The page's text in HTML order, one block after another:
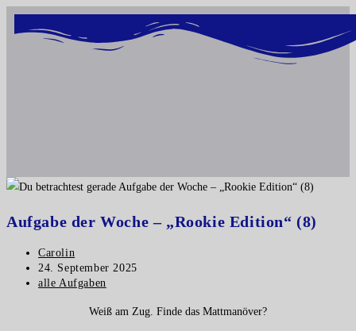
Inhalt
springen
Aufgabe der Woche – „Rookie Edition“ (8)
Carolin
24. September 2025
alle Aufgaben
Weiß am Zug. Finde das Mattmanöver?